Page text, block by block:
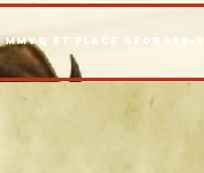
MMVQ ET PLACE GEORGES-V